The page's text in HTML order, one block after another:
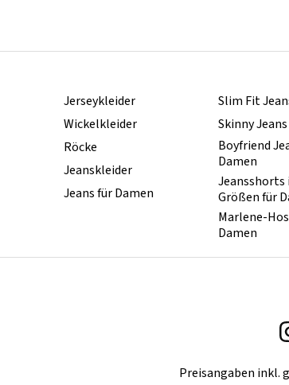
Jerseykleider
Wickelkleider
Röcke
Jeanskleider
Jeans für Damen
Slim Fit
Skinny
Boyfriend
Damen
Größen für
Marlene-
Damen
Preisangaben inkl.